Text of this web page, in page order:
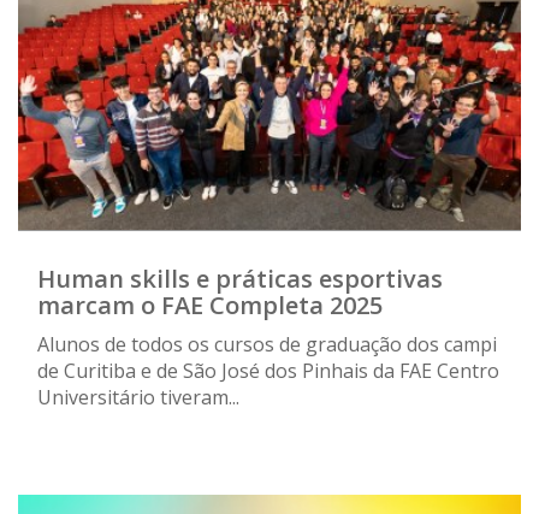
Human skills e práticas esportivas
marcam o FAE Completa 2025
Alunos de todos os cursos de graduação dos campi
de Curitiba e de São José dos Pinhais da FAE Centro
Universitário tiveram...